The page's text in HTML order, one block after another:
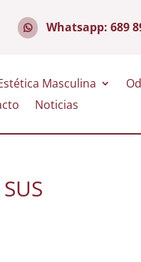
Whatsapp: 689
Masculina
Noticias